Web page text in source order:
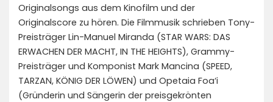
Originalsongs aus dem Kinofilm und der
Originalscore zu hören. Die Filmmusik schrieben Tony-
Preisträger Lin-Manuel Miranda (STAR WARS: DAS
ERWACHEN DER MACHT, IN THE HEIGHTS), Grammy-
Preisträger und Komponist Mark Mancina (SPEED,
TARZAN, KÖNIG DER LÖWEN) und Opetaia Foa‘i
(Gründerin und Sängerin der preisgekrönten